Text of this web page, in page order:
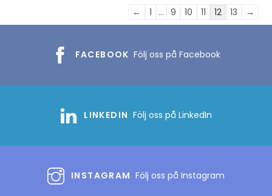
Listnavigering
för
← 1 ... 9 10 11 12 13 →
FACEBOOK Följ oss på Facebook
LINKEDIN Följ oss på LinkedIn
INSTAGRAM Följ oss på Instagram